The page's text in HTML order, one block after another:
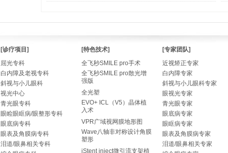
[诊疗项目]
屈光专科
白内障及老视专科
斜视与小儿眼科
视光中心
青光眼专科
眼睑眼眶病/眼整形专科
眼底病专科
眼表及角膜病专科
泪道/眼鼻相关专科
[特色技术]
全飞秒SMILE pro手术
全飞秒SMILE pro散光增
强版
全光塑
EVO+ ICL（V5）晶体植
入术
VPR广域视网膜地形图
Wave八轴非对称设计角膜
塑形
iStent inject微引流支架植
[专家团队]
近视矫正专家
白内障专家
斜视与小儿眼科专家
眼视光专家
青光眼专家
眼底病专家
眼眶病专家
眼表及角膜病专家
泪道/眼鼻相关专家